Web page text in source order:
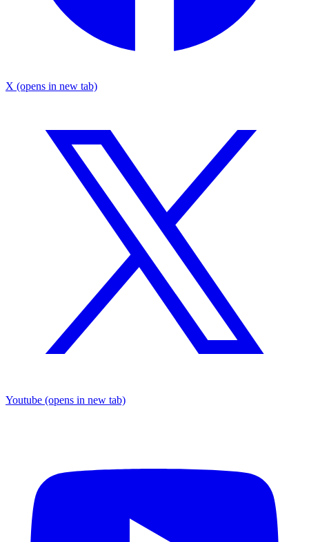
X (opens in new tab)
Youtube (opens in new tab)